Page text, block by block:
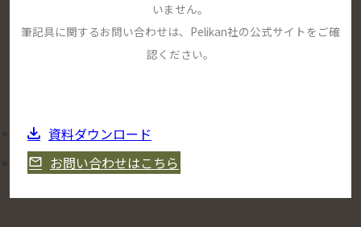
いません。
筆記具に関するお問い合わせは、Pelikan社の公式サイトをご確
認ください。
資料ダウンロード
お問い合わせはこちら